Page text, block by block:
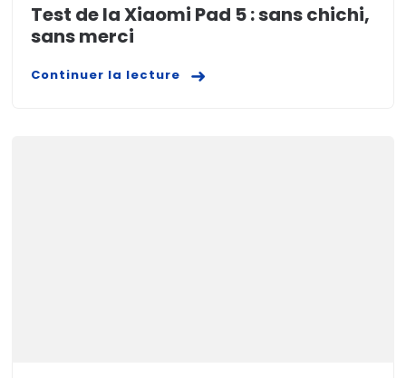
Test de la Xiaomi Pad 5 : sans chichi,
sans merci
Continuer la lecture